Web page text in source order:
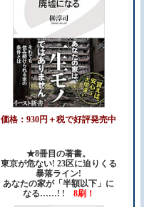
価格：930円＋税で好評発売中
★8冊目の著書。
東京が危ない! 23区に迫りくる
暴落ライン!
あなたの家が「半額以下」に
なる……! ! 8刷！